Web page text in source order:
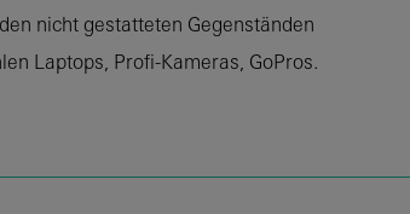
nicht gestatteten Gegenständen
Laptops, Profi-Kameras, GoPros.